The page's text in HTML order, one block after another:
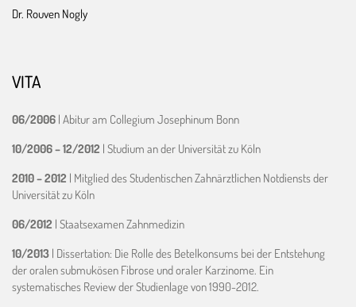
Dr. Rouven Nogly
VITA
06/2006 | Abitur am Collegium Josephinum Bonn
10/2006 – 12/2012 | Studium an der Universität zu Köln
2010 – 2012 | Mitglied des Studentischen Zahnärztlichen Notdiensts der
Universität zu Köln
06/2012 | Staatsexamen Zahnmedizin
10/2013 | Dissertation: Die Rolle des Betelkonsums bei der Entstehung
der oralen submukösen Fibrose und oraler Karzinome. Ein
systematisches Review der Studienlage von 1990-2012.